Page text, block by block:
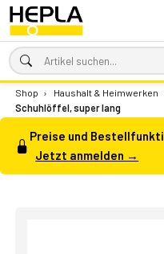
Shop › Haushalt & Heimwerken
Schuhlöffel, super lang
Preise und
Jetzt anmelden →